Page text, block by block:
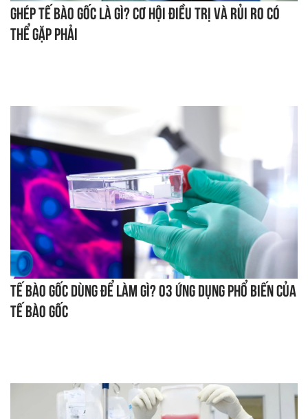
Ghép tế bào gốc là gì? Cơ hội điều trị và rủi ro có
thể gặp phải
Tế bào gốc dùng để làm gì? 03 ứng dụng phổ biến của
tế bào gốc